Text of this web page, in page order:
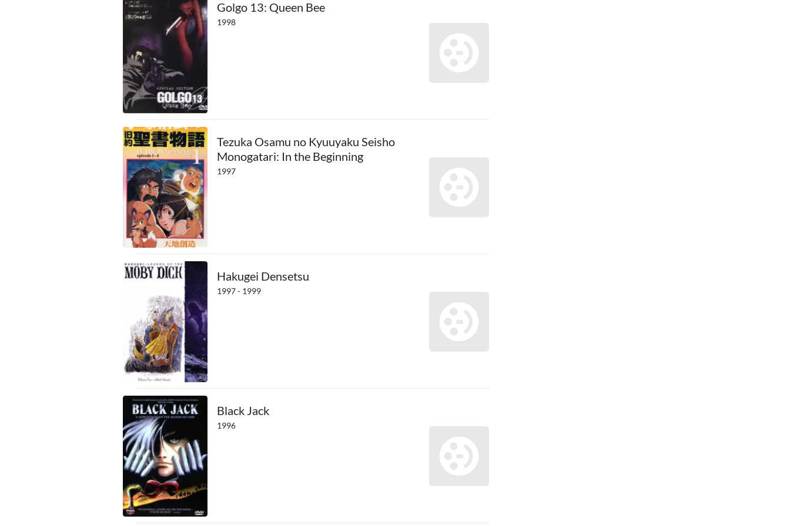
Golgo 13: Queen Bee
1998
Tezuka Osamu no Kyuuyaku Seisho
Monogatari: In the Beginning
1997
Hakugei Densetsu
1997 - 1999
Black Jack
1996